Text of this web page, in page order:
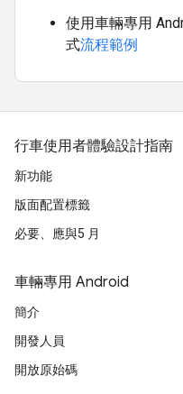
使用車輛專用
式流程範例
行車使用者體驗設計指南
新功能
版面配置標籤
必要、應與5 月
車輛專用 Android
簡介
開發人員
開放原始碼